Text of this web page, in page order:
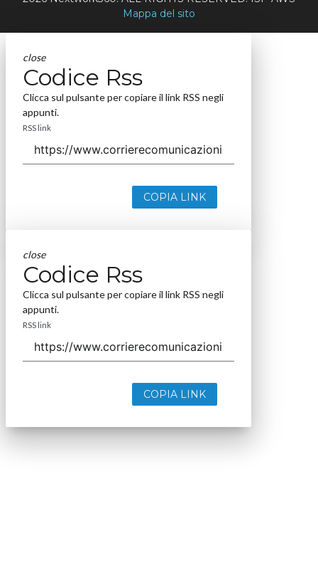
Mappa del sito
close
Codice Rss
Clicca sul pulsante per copiare il link RSS negli
appunti.
RSS link
COPIA LINK
close
Codice Rss
Clicca sul pulsante per copiare il link RSS negli
appunti.
RSS link
COPIA LINK